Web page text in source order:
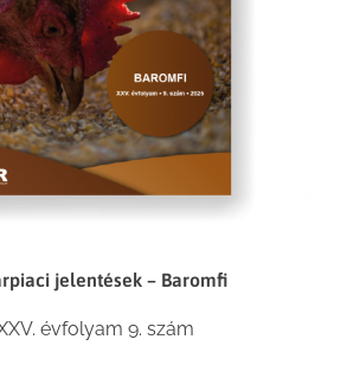
jelentések – Baromfi
évfolyam 9. szám